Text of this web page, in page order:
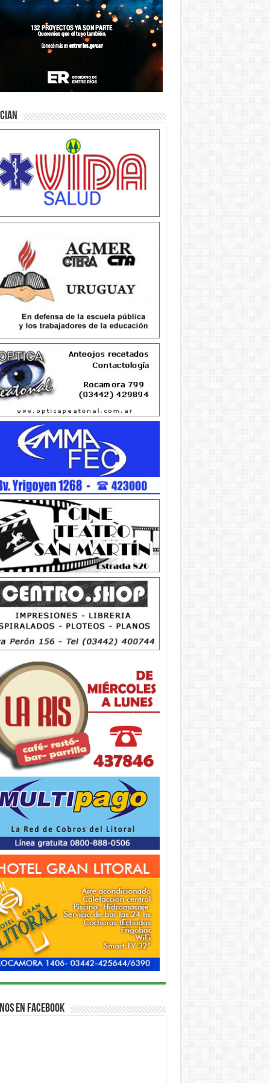
en Facebook